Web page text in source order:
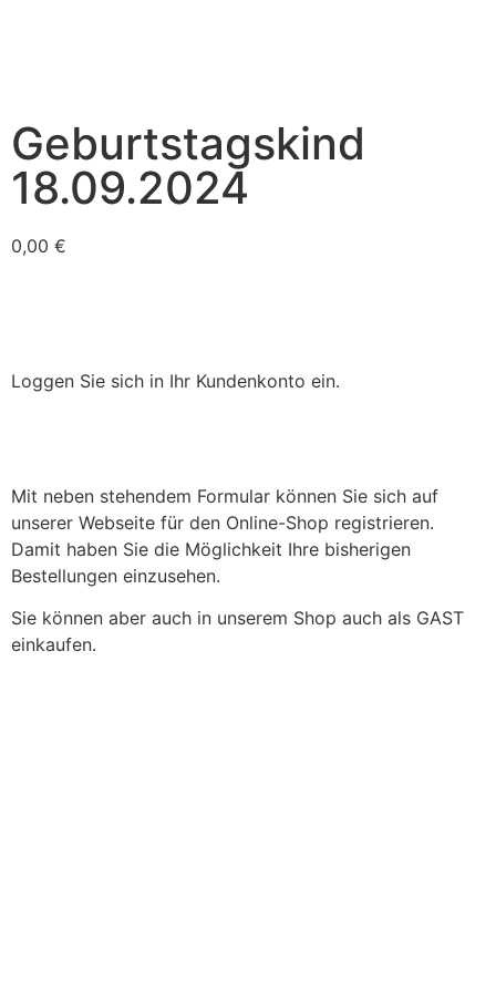
Geburtstagskind
18.09.2024
0,00 €
Loggen Sie sich in Ihr Kundenkonto ein.
Mit neben stehendem Formular können Sie sich auf
unserer Webseite für den Online-Shop registrieren.
Damit haben Sie die Möglichkeit Ihre bisherigen
Bestellungen einzusehen.
Sie können aber auch in unserem Shop auch als GAST
einkaufen.